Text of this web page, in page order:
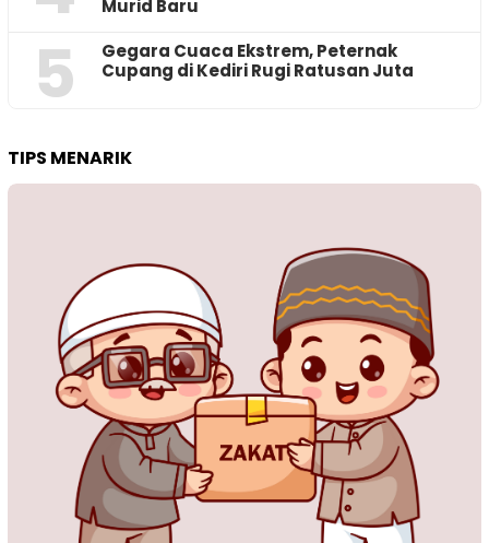
Murid Baru
5
‎Gegara Cuaca Ekstrem, Peternak
Cupang di Kediri Rugi Ratusan Juta
TIPS MENARIK